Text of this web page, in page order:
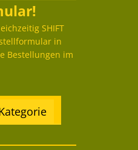
SHIFT
in
Bestellungen im